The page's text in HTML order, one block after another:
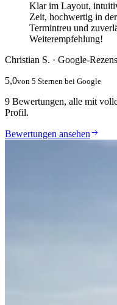
Klar im Layout,
Zeit, hochwertig in
Termintreu und
Weiterempfehlung!
Christian S. · Google-
5,0von 5 Sternen bei Google
9 Bewertungen, alle mit
Profil.
Bewertungen ansehen